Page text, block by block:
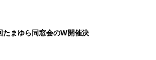
まゆら同窓会のW開催決